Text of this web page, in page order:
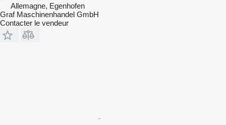
Allemagne, Egenhofen
Graf Maschinenhandel GmbH
Contacter le vendeur